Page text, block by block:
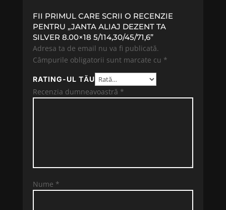
FII PRIMUL CARE SCRII O RECENZIE
PENTRU „JANTA ALIAJ DEZENT TA
SILVER 8.00×18 5/114,30/45/71,6”
Adresa ta de email nu va fi publicată.
Câmpurile obligatorii sunt marcate cu *
RATING-UL TĂU
Recenzia dumneavoastră *
Nume *